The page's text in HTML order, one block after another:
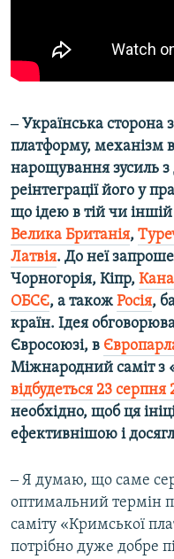
‒ Українська сторона
платформу, механізм
нарощування зусиль з
реінтеграції його у
що ідею в тій чи
Велика Британія,
Латвія. До неї
Чорногорія, Кіпр,
ОБСЄ, а також Росія,
країн. Ідея
Євросоюзі, в
Міжнародний саміт з
відбудеться 23 серпня
необхідно, щоб ця
ефективнішою і
‒ Я думаю, що саме
оптимальний термін
саміту «Кримської
потрібно дуже добре